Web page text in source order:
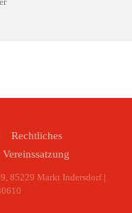
Rechtliches
Vereinssatzung
85229 Markt Indersdorf |